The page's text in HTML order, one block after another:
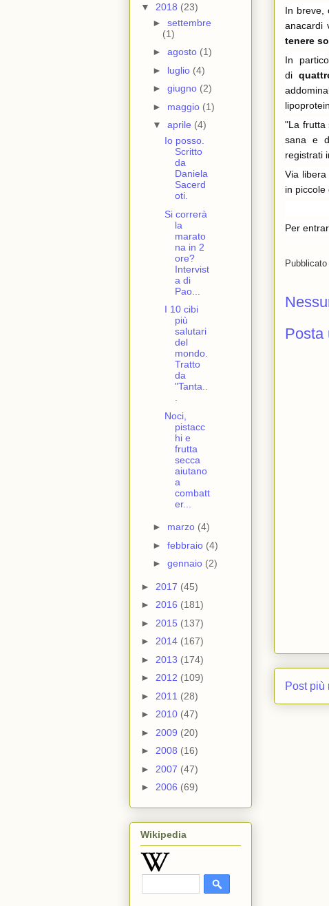
In breve,
anacardi
tenere
In
di
"La frutta
sana e
registrati
Via
in piccole
Per
Posta
Post più
▼ 2018 (23)
► settembre
(1)
► agosto (1)
► luglio (4)
► giugno (2)
► maggio (1)
▼ aprile (4)
Io posso.
Scritto
da
Daniela
Sacerd
oti.
Si correrà
la
marato
na in 2
ore?
Intervist
a di
Pao...
I 10 cibi
più
salutari
del
mondo.
Tratto
da
"Tanta..
.
Noci,
pistacc
hi e
frutta
secca
aiutano
a
combatt
er...
► marzo (4)
► febbraio (4)
► gennaio (2)
► 2017 (45)
► 2016 (181)
► 2015 (137)
► 2014 (167)
► 2013 (174)
► 2012 (109)
► 2011 (28)
► 2010 (47)
► 2009 (20)
► 2008 (16)
► 2007 (47)
► 2006 (69)
Wikipedia